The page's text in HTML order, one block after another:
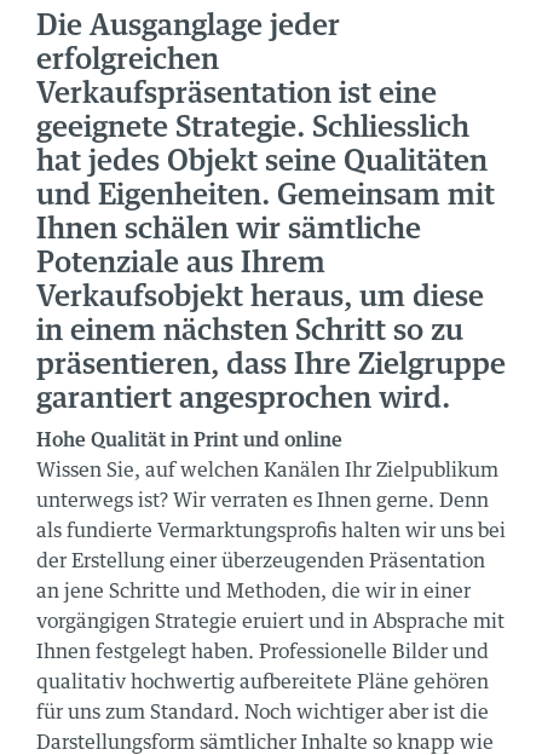
Die Ausganglage jeder
erfolgreichen
Verkaufspräsentation ist eine
geeignete Strategie. Schliesslich
hat jedes Objekt seine Qualitäten
und Eigenheiten. Gemeinsam mit
Ihnen schälen wir sämtliche
Potenziale aus Ihrem
Verkaufsobjekt heraus, um diese
in einem nächsten Schritt so zu
präsentieren, dass Ihre Zielgruppe
garantiert angesprochen wird.
Hohe Qualität in Print und online
Wissen Sie, auf welchen Kanälen Ihr Zielpublikum
unterwegs ist? Wir verraten es Ihnen gerne. Denn
als fundierte Vermarktungsprofis halten wir uns bei
der Erstellung einer überzeugenden Präsentation
an jene Schritte und Methoden, die wir in einer
vorgängigen Strategie eruiert und in Absprache mit
Ihnen festgelegt haben. Professionelle Bilder und
qualitativ hochwertig aufbereitete Pläne gehören
für uns zum Standard. Noch wichtiger aber ist die
Darstellungsform sämtlicher Inhalte so knapp wie